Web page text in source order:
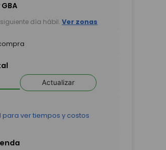
día hábil. Ver zonas
Actualizar